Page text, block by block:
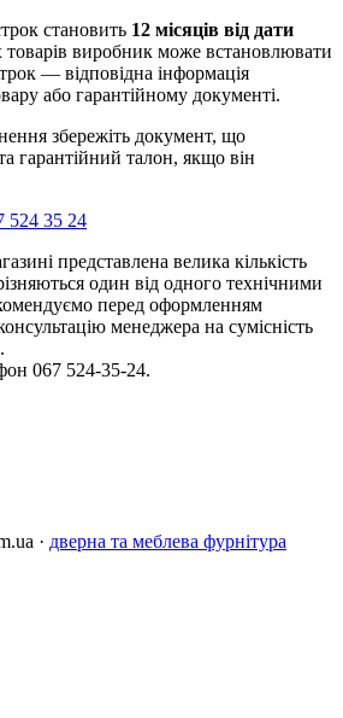
становить 12 місяців від дати
виробник може встановлювати
— відповідна інформація
або гарантійному документі.
збережіть документ, що
гарантійний талон, якщо він
524 35 24
представлена ​​велика кількість
один від одного технічними
перед оформленням
менеджера на сумісність
067 524-35-24.
· дверна та меблева фурнітура